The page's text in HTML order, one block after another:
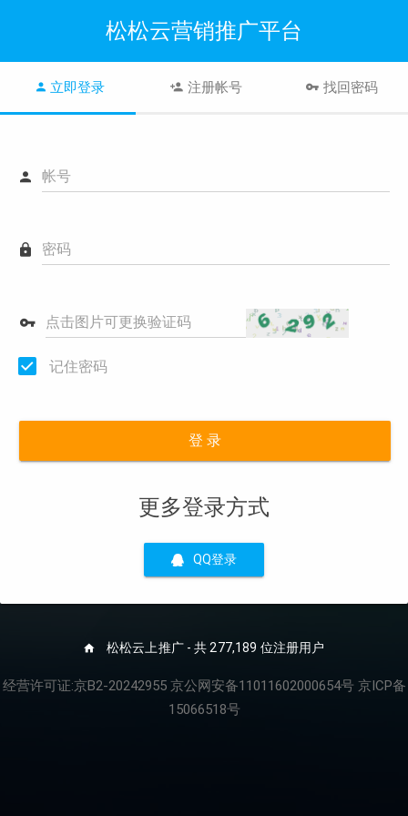
松松云营销推广平台
立即登录 注册帐号 找回密码
帐号
密码
点击图片可更换验证码
记住密码
登 录
更多登录方式
QQ登录
松松云上推广 - 共 277,189 位注册用户
经营许可证:京B2-20242955 京公网安备11011602000654号 京ICP备
15066518号